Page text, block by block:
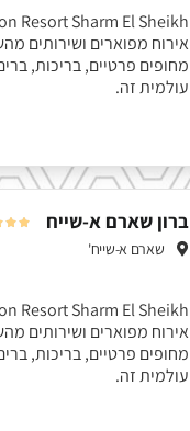
אירוח מפוארים ושירותים
מחופים פרטיים, בריכות,
עולמית זה.
ברון שארם א-שייח 

שארם א-שייח'
אירוח מפוארים ושירותים
מחופים פרטיים, בריכות,
עולמית זה.